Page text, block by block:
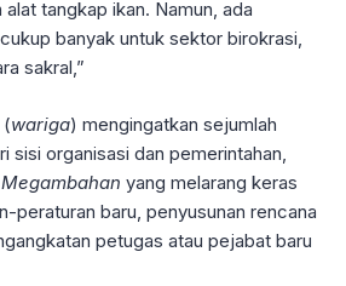
tangkap ikan. Namun, ada
banyak untuk sektor birokrasi,
sakral,”
(wariga) mengingatkan sejumlah
sisi organisasi dan pemerintahan,
yang melarang keras
peraturan baru, penyusunan rencana
petugas atau pejabat baru